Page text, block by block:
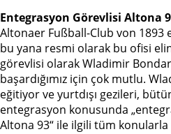
Entegrasyon Görevlisi Altona
Altonaer Fußball-Club von 1893
bu yana resmi olarak bu ofisi
görevlisi olarak Wladimir
başardığımız için çok mutlu.
eğitiyor ve yurtdışı gezileri,
entegrasyon konusunda
Altona 93“ ile ilgili tüm